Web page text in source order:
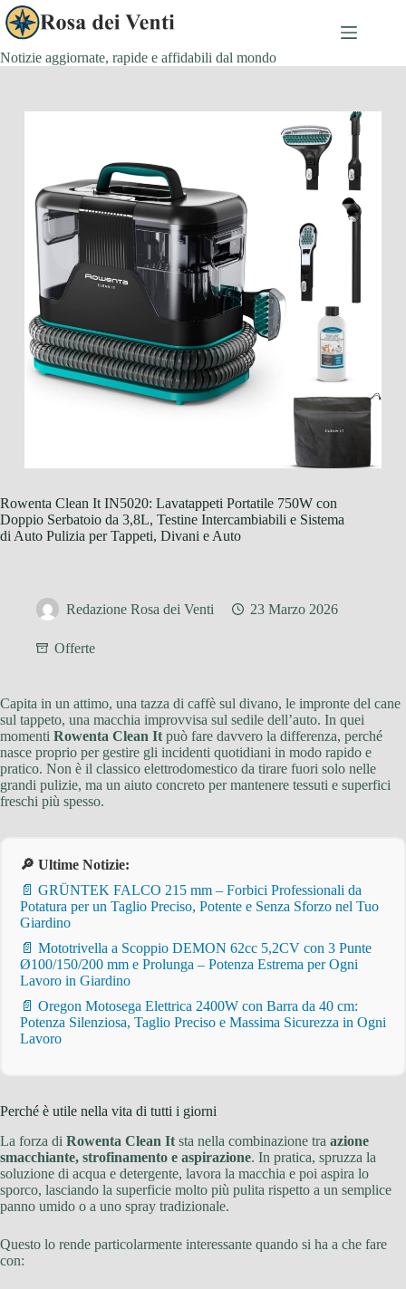
Salta
al
contenuto
Notizie aggiornate, rapide e affidabili dal mondo
Rowenta Clean It IN5020: Lavatappeti Portatile 750W con
Doppio Serbatoio da 3,8L, Testine Intercambiabili e Sistema
di Auto Pulizia per Tappeti, Divani e Auto
Redazione Rosa dei Venti 23 Marzo 2026
Offerte
Capita in un attimo, una tazza di caffè sul divano, le impronte del cane
sul tappeto, una macchia improvvisa sul sedile dell’auto. In quei
momenti Rowenta Clean It può fare davvero la differenza, perché
nasce proprio per gestire gli incidenti quotidiani in modo rapido e
pratico. Non è il classico elettrodomestico da tirare fuori solo nelle
grandi pulizie, ma un aiuto concreto per mantenere tessuti e superfici
freschi più spesso.
🔎 Ultime Notizie:
📄 GRÜNTEK FALCO 215 mm – Forbici Professionali da
Potatura per un Taglio Preciso, Potente e Senza Sforzo nel Tuo
Giardino
📄 Mototrivella a Scoppio DEMON 62cc 5,2CV con 3 Punte
Ø100/150/200 mm e Prolunga – Potenza Estrema per Ogni
Lavoro in Giardino
📄 Oregon Motosega Elettrica 2400W con Barra da 40 cm:
Potenza Silenziosa, Taglio Preciso e Massima Sicurezza in Ogni
Lavoro
Perché è utile nella vita di tutti i giorni
La forza di Rowenta Clean It sta nella combinazione tra azione
smacchiante, strofinamento e aspirazione. In pratica, spruzza la
soluzione di acqua e detergente, lavora la macchia e poi aspira lo
sporco, lasciando la superficie molto più pulita rispetto a un semplice
panno umido o a uno spray tradizionale.
Questo lo rende particolarmente interessante quando si ha a che fare
con: